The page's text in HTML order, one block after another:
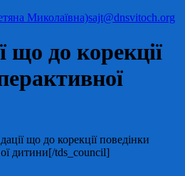
Миколаївна)sajt@dnsvitoch.org
що до корекції
що до корекції поведінки
дитини[/tds_council]